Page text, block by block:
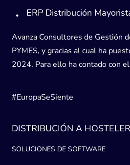
ERP Distribución
Avanza Consultores de Gestión
PYMES, y gracias al cual ha
2024. Para ello ha contado con
#EuropaSeSiente
DISTRIBUCIÓN A
SOLUCIONES DE SOFTWARE